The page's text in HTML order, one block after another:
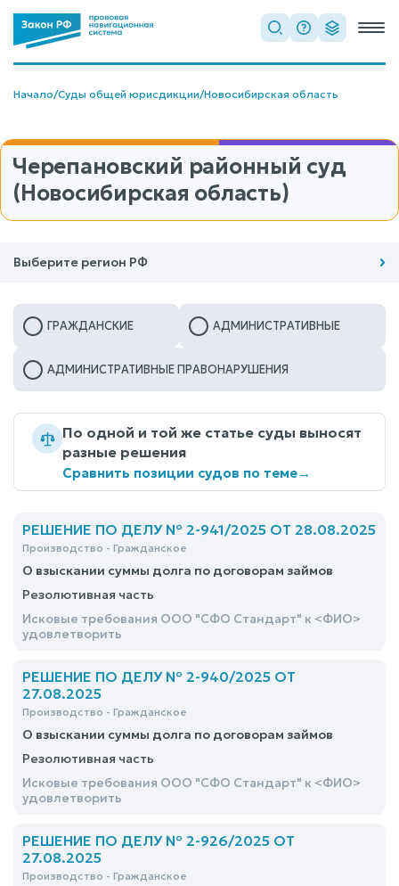
Начало/Суды общей юрисдикции/Новосибирская область
Черепановский районный суд
(Новосибирская область)
Выберите регион РФ
ГРАЖДАНСКИЕ АДМИНИСТРАТИВНЫЕ
АДМИНИСТРАТИВНЫЕ ПРАВОНАРУШЕНИЯ
По одной и той же статье суды выносят
разные решения
Сравнить позиции судов по теме→
РЕШЕНИЕ ПО ДЕЛУ № 2-941/2025 ОТ 28.08.2025
Производство - Гражданское
О взыскании суммы долга по договорам займов
Резолютивная часть
Исковые требования ООО "СФО Стандарт" к <ФИО>
удовлетворить
РЕШЕНИЕ ПО ДЕЛУ № 2-940/2025 ОТ
27.08.2025
Производство - Гражданское
О взыскании суммы долга по договорам займов
Резолютивная часть
Исковые требования ООО "СФО Стандарт" к <ФИО>
удовлетворить
РЕШЕНИЕ ПО ДЕЛУ № 2-926/2025 ОТ
27.08.2025
Производство - Гражданское